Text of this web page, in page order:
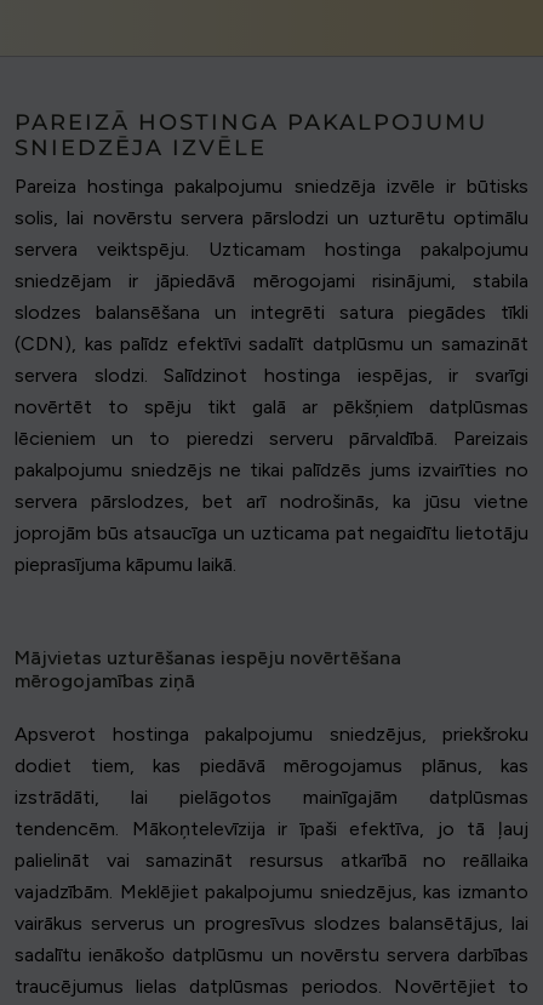
PAREIZĀ HOSTINGA PAKALPOJUMU
SNIEDZĒJA IZVĒLE
Pareiza hostinga pakalpojumu sniedzēja izvēle ir būtisks
solis, lai novērstu servera pārslodzi un uzturētu optimālu
servera veiktspēju. Uzticamam hostinga pakalpojumu
sniedzējam ir jāpiedāvā mērogojami risinājumi, stabila
slodzes balansēšana un integrēti satura piegādes tīkli
(CDN), kas palīdz efektīvi sadalīt datplūsmu un samazināt
servera slodzi. Salīdzinot hostinga iespējas, ir svarīgi
novērtēt to spēju tikt galā ar pēkšņiem datplūsmas
lēcieniem un to pieredzi serveru pārvaldībā. Pareizais
pakalpojumu sniedzējs ne tikai palīdzēs jums izvairīties no
servera pārslodzes, bet arī nodrošinās, ka jūsu vietne
joprojām būs atsaucīga un uzticama pat negaidītu lietotāju
pieprasījuma kāpumu laikā.
Mājvietas uzturēšanas iespēju novērtēšana
mērogojamības ziņā
Apsverot hostinga pakalpojumu sniedzējus, priekšroku
dodiet tiem, kas piedāvā mērogojamus plānus, kas
izstrādāti, lai pielāgotos mainīgajām datplūsmas
tendencēm. Mākoņtelevīzija ir īpaši efektīva, jo tā ļauj
palielināt vai samazināt resursus atkarībā no reāllaika
vajadzībām. Meklējiet pakalpojumu sniedzējus, kas izmanto
vairākus serverus un progresīvus slodzes balansētājus, lai
sadalītu ienākošo datplūsmu un novērstu servera darbības
traucējumus lielas datplūsmas periodos. Novērtējiet to